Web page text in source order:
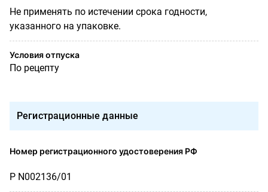
Не применять по истечении срока годности,
указанного на упаковке.
Условия отпуска
По рецепту
Регистрационные данные
Номер регистрационного удостоверения РФ
Р N002136/01